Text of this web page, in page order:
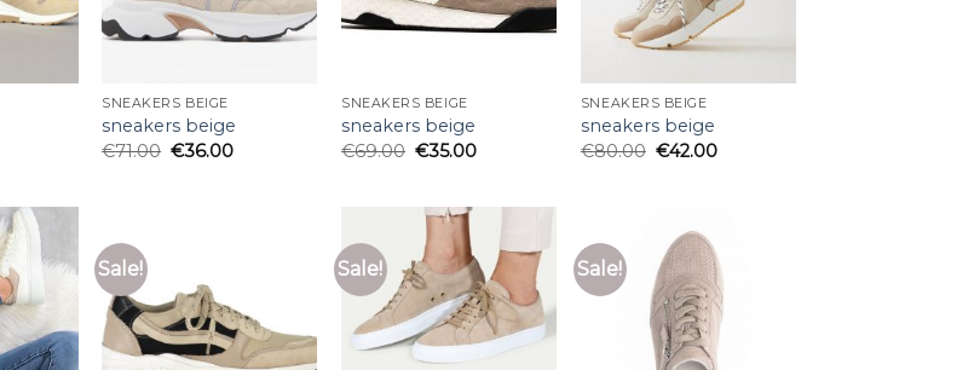
SNEAKERS BEIGE
sneakers beige
€71.00 €36.00
SNEAKERS BEIGE
sneakers beige
€69.00 €35.00
SNEAKERS BEIGE
sneakers beige
€80.00 €42.00
Sale! Sale! Sale!